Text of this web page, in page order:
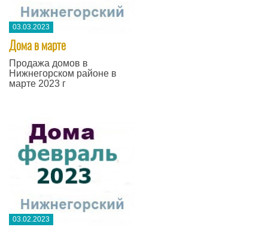
03.03.2023
Дома в марте
Продажа домов в
Нижнегорском районе в
марте 2023 г
03.02.2023